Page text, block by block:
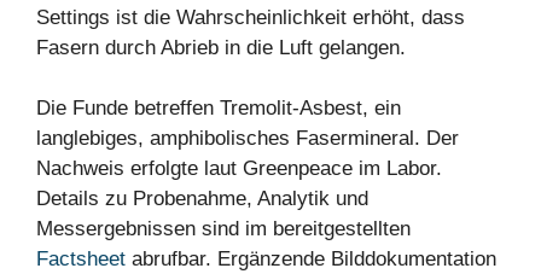
Settings ist die Wahrscheinlichkeit erhöht, dass
Fasern durch Abrieb in die Luft gelangen.
Die Funde betreffen Tremolit-Asbest, ein
langlebiges, amphibolisches Fasermineral. Der
Nachweis erfolgte laut Greenpeace im Labor.
Details zu Probenahme, Analytik und
Messergebnissen sind im bereitgestellten
Factsheet abrufbar. Ergänzende Bilddokumentation